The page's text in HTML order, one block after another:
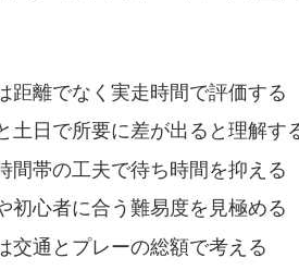
距離でなく実走時間で評価する
土日で所要に差が出ると理解す
間帯の工夫で待ち時間を抑える
初心者に合う難易度を見極める
交通とプレーの総額で考える